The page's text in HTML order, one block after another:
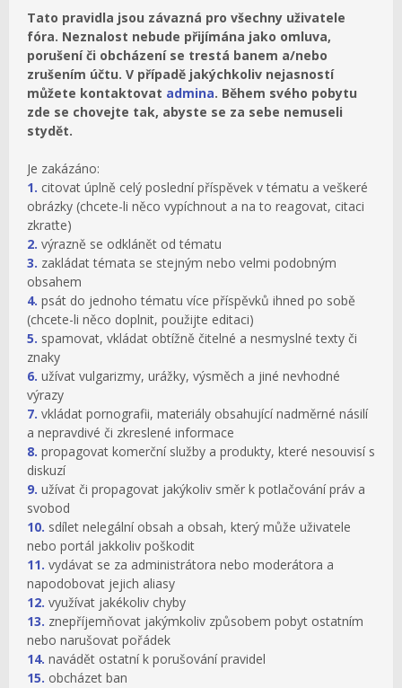
Tato pravidla jsou závazná pro všechny uživatele
fóra. Neznalost nebude přijímána jako omluva,
porušení či obcházení se trestá banem a/nebo
zrušením účtu. V případě jakýchkoliv nejasností
můžete kontaktovat admina. Během svého pobytu
zde se chovejte tak, abyste se za sebe nemuseli
stydět.
Je zakázáno:
1. citovat úplně celý poslední příspěvek v tématu a veškeré
obrázky (chcete-li něco vypíchnout a na to reagovat, citaci
zkraťte)
2. výrazně se odklánět od tématu
3. zakládat témata se stejným nebo velmi podobným
obsahem
4. psát do jednoho tématu více příspěvků ihned po sobě
(chcete-li něco doplnit, použijte editaci)
5. spamovat, vkládat obtížně čitelné a nesmyslné texty či
znaky
6. užívat vulgarizmy, urážky, výsměch a jiné nevhodné
výrazy
7. vkládat pornografii, materiály obsahující nadměrné násilí
a nepravdivé či zkreslené informace
8. propagovat komerční služby a produkty, které nesouvisí s
diskuzí
9. užívat či propagovat jakýkoliv směr k potlačování práv a
svobod
10. sdílet nelegální obsah a obsah, který může uživatele
nebo portál jakkoliv poškodit
11. vydávat se za administrátora nebo moderátora a
napodobovat jejich aliasy
12. využívat jakékoliv chyby
13. znepříjemňovat jakýmkoliv způsobem pobyt ostatním
nebo narušovat pořádek
14. navádět ostatní k porušování pravidel
15. obcházet ban